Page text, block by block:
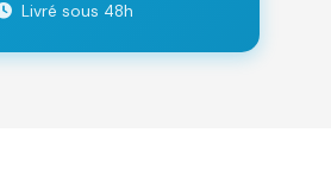
Livré sous 48h